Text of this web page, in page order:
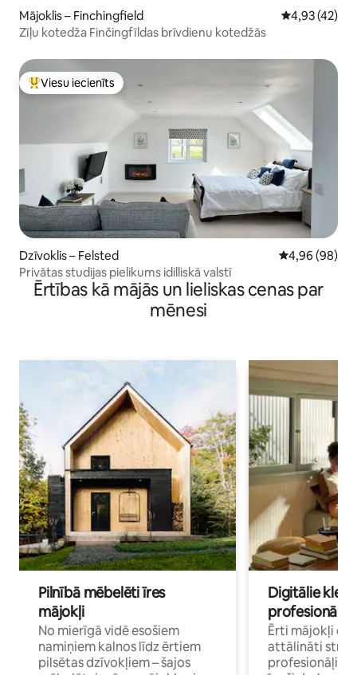
Mājoklis – Finchingfield Vidējais
4,93 (42)
Zīļu kotedža Finčingfīldas brīvdienu kotedžās
Populārs viesu iecienīts mājoklis
Viesu iecienīts
Dzīvoklis – Felsted Vidējais
4,96 (98)
Privātas studijas pielikums idilliskā valstī
Ērtības kā mājās un lieliskas cenas par
mēnesi
Pilnībā mēbelēti īres
mājokļi
No mierīgā vidē esošiem
namiņiem kalnos līdz ērtiem
pilsētas dzīvokļiem – šajos
Digitālie
profesionāļi
Ērti mājokļi
attālināti